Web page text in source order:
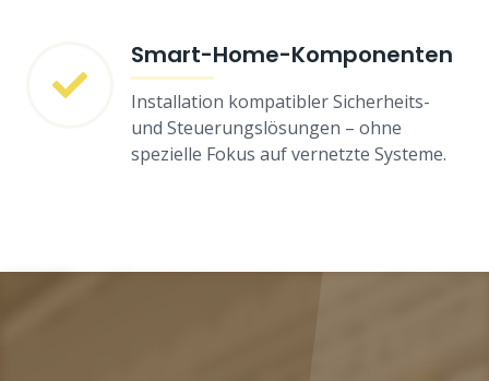
Smart-Home-Komponenten
Installation kompatibler Sicherheits-
und Steuerungslösungen – ohne
spezielle Fokus auf vernetzte Systeme.